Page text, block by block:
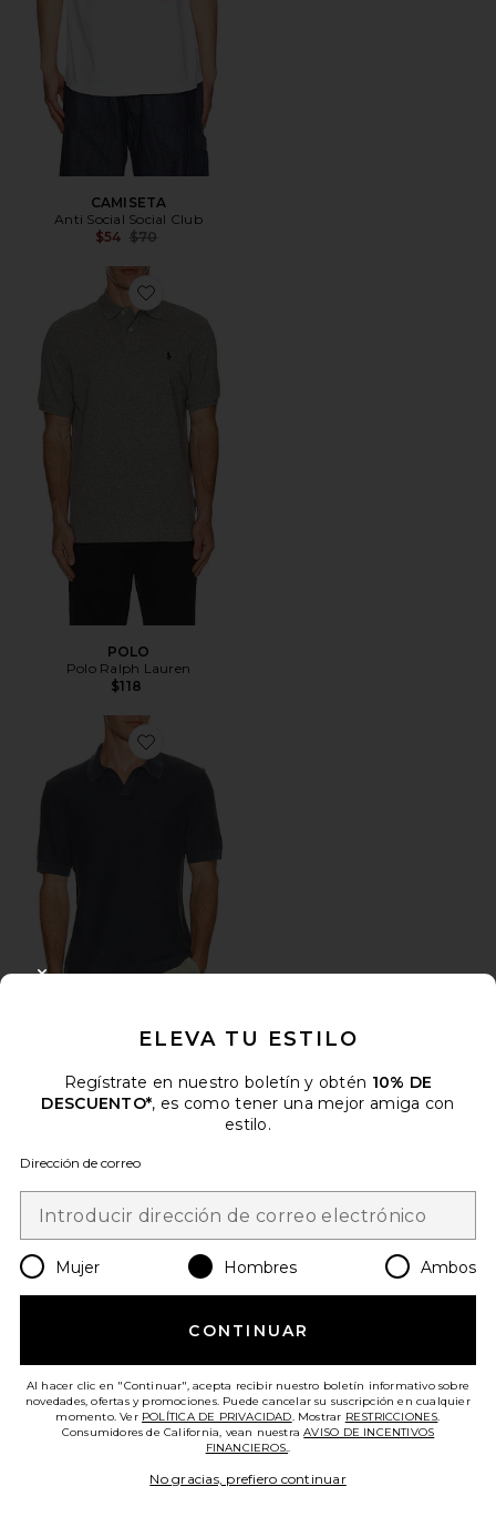
CAMISETA
Anti Social Social Club
$54 Previous price:
$70
Favorite POLO
POLO
Polo Ralph Lauren
$118
Favorite Baker Polo
Baker Polo
Favorite CAMISETA RHINESTONE
ELEVA TU ESTILO
Regístrate en nuestro boletín y obtén 10% DE
DESCUENTO*, es como tener una mejor amiga con
estilo.
Dirección de correo
Mujer Hombres Ambos
CONTINUAR
Al hacer clic en "Continuar", acepta recibir nuestro boletín informativo sobre
novedades, ofertas y promociones. Puede cancelar su suscripción en cualquier
momento. Ver POLÍTICA DE PRIVACIDAD. Mostrar RESTRICCIONES.
Consumidores de California, vean nuestraAVISO DE INCENTIVOS
FINANCIEROS..
No gracias, prefiero continuar